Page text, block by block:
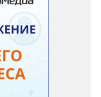
аромат и до них
в пучки, сушу –
Лаванда широко
отметила собеседница
узколистная».
Всхожесть оказалась
из каждой пачки четыре
покупки (по весне)
в холодильник на два
мелкой корой. Семена